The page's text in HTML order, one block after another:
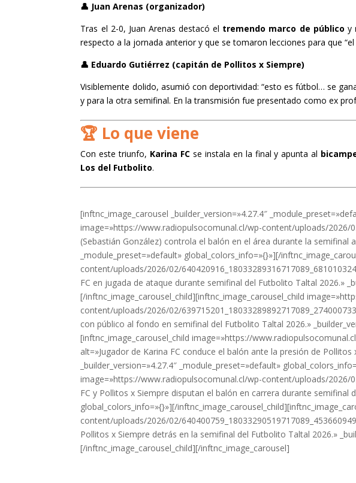
👤 Juan Arenas (organizador)
Tras el 2-0, Juan Arenas destacó el tremendo marco de público y
respecto a la jornada anterior y que se tomaron lecciones para que “el
👤 Eduardo Gutiérrez (capitán de Pollitos x Siempre)
Visiblemente dolido, asumió con deportividad: “esto es fútbol… se
y para la otra semifinal. En la transmisión fue presentado como ex
🏆 Lo que viene
Con este triunfo, Karina FC se instala en la final y apunta al
Los del Futbolito.
[inftnc_image_carousel _builder_version=»4.27.4″
image=»https://www.radiopulsocomunal.cl/wp-content/uploads/2026/
(Sebastián González) controla el balón en el área durante la semifinal
_module_preset=»default» global_colors_info=»{}»][/
content/uploads/2026/02/
FC en jugada de ataque durante semifinal del Futbolito Taltal 2026.»
[/inftnc_image_carousel_child][inftnc_image_carousel_child
content/uploads/2026/02/
con público al fondo en semifinal del Futbolito Taltal 2026.»
[inftnc_image_carousel_child image=»https://
alt=»Jugador de Karina FC conduce el balón ante la presión de
_builder_version=»4.27.4″ _module_preset=»default»
image=»https://www.radiopulsocomunal.cl/wp-content/uploads/2026/
FC y Pollitos x Siempre disputan el balón en carrera durante semifinal
global_colors_info=»{}»][/
content/uploads/2026/02/
Pollitos x Siempre detrás en la semifinal del Futbolito Taltal 2026.»
[/inftnc_image_carousel_child][/inftnc_image_carousel]